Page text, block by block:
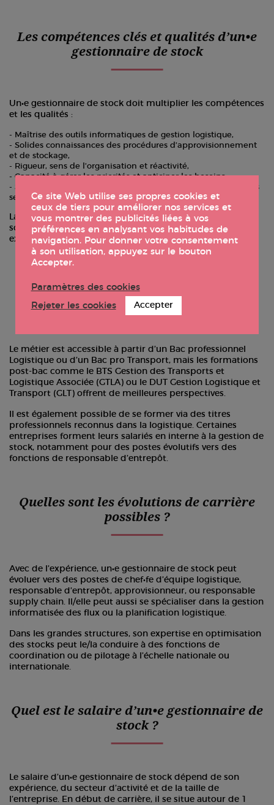
Les compétences clés et qualités d’un•e
gestionnaire de stock
Un•e gestionnaire de stock doit multiplier les compétences
et les qualités :
Maîtrise des outils informatiques de gestion logistique,
Solides connaissances des procédures d’approvisionnement
et de stockage,
Rigueur, sens de l’organisation et réactivité,
Capacité à gérer les priorités et anticiper les besoins,
Sens de la communication pour travailler en équipe avec les
services logistique, production et commercial…
La précision, la capacité d’analyse et la gestion du stress
sont également des atouts majeurs pour ce métier
exigeant en termes de fiabilité et de timing.
Quelle formation pour devenir
gestionnaire de stock ?
Le métier est accessible à partir d’un Bac professionnel
Logistique ou d’un Bac pro Transport, mais les formations
post-bac comme le BTS Gestion des Transports et
Logistique Associée (GTLA) ou le DUT Gestion Logistique et
Transport (GLT) offrent de meilleures perspectives.
Il est également possible de se former via des titres
professionnels reconnus dans la logistique. Certaines
entreprises forment leurs salariés en interne à la gestion de
stock, notamment pour des postes évolutifs vers des
fonctions de responsable d’entrepôt.
Quelles sont les évolutions de carrière
possibles ?
Avec de l’expérience, un•e gestionnaire de stock peut
évoluer vers des postes de chef•fe d’équipe logistique,
responsable d’entrepôt, approvisionneur, ou responsable
supply chain. Il/elle peut aussi se spécialiser dans la gestion
informatisée des flux ou la planification logistique.
Dans les grandes structures, son expertise en optimisation
des stocks peut le/la conduire à des fonctions de
coordination ou de pilotage à l’échelle nationale ou
internationale.
Quel est le salaire d’un•e gestionnaire de
stock ?
Le salaire d’un•e gestionnaire de stock dépend de son
expérience, du secteur d’activité et de la taille de
l’entreprise. En début de carrière, il se situe autour de 1
Ce site Web utilise ses propres cookies et
ceux de tiers pour améliorer nos services et
vous montrer des publicités liées à vos
préférences en analysant vos habitudes de
navigation. Pour donner votre consentement
à son utilisation, appuyez sur le bouton
Accepter.
Paramètres des cookies
Rejeter les cookies
Accepter